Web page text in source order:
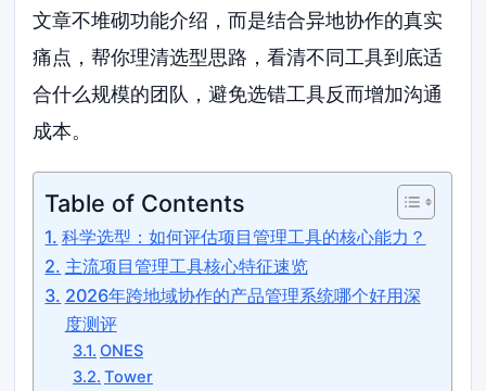
文章不堆砌功能介绍，而是结合异地协作的真实
痛点，帮你理清选型思路，看清不同工具到底适
合什么规模的团队，避免选错工具反而增加沟通
成本。
Table of Contents
科学选型：如何评估项目管理工具的核心能力？
主流项目管理工具核心特征速览
2026年跨地域协作的产品管理系统哪个好用深
度测评
ONES
Tower